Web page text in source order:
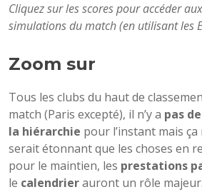
Cliquez sur les scores pour accéder
simulations du match (en utilisant les
Zoom sur
Tous les clubs du haut de
match (Paris excepté), il n’y a pas
la hiérarchie pour l’instant mais
serait étonnant que les choses en
pour le maintien, les prestations
le calendrierauront un rôle majeur.